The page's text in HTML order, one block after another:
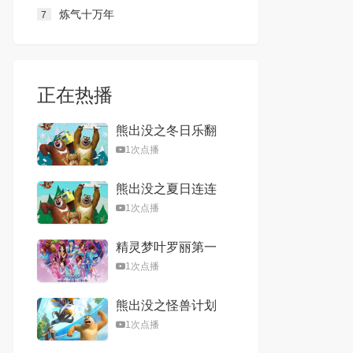
7 炼气十万年
正在热播
熊出没之冬日乐翻
天1次点播
熊出没之夏日连连
看1次点播
精灵梦叶罗丽第一
季1次点播
熊出没之怪兽计划
1次点播